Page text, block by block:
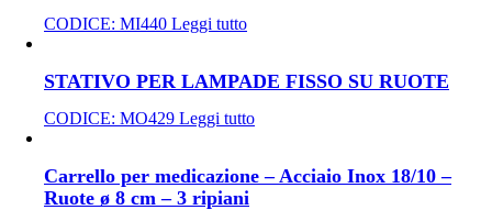
CODICE: MI440 Leggi tutto
STATIVO PER LAMPADE FISSO SU RUOTE
CODICE: MO429 Leggi tutto
Carrello per medicazione – Acciaio Inox 18/10 –
Ruote ø 8 cm – 3 ripiani